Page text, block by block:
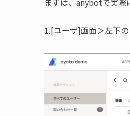
1.[ユーザ]画面＞左下の